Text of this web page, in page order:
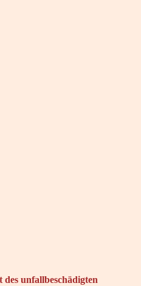
des unfallbeschädigten